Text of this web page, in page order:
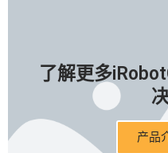
了解更多
产品